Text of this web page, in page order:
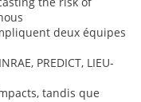
deux équipes
PREDICT, LIEU-
tandis que